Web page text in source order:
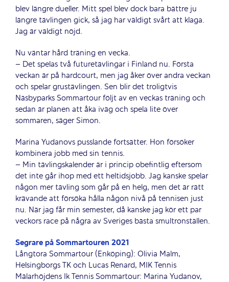
blev längre dueller. Mitt spel blev dock bara bättre ju
längre tävlingen gick, så jag har väldigt svårt att klaga.
Jag är väldigt nöjd.
Nu väntar hård träning en vecka.
– Det spelas två futuretävlingar i Finland nu. Första
veckan är på hardcourt, men jag åker över andra veckan
och spelar grustävlingen. Sen blir det troligtvis
Näsbyparks Sommartour följt av en veckas träning och
sedan är planen att åka iväg och spela lite över
sommaren, säger Simon.
Marina Yudanovs pusslande fortsätter. Hon försöker
kombinera jobb med sin tennis.
– Min tävlingskalender är i princip obefintlig eftersom
det inte går ihop med ett heltidsjobb. Jag kanske spelar
någon mer tävling som går på en helg, men det är rätt
krävande att försöka hålla någon nivå på tennisen just
nu. När jag får min semester, då kanske jag kör ett par
veckors race på några av Sveriges bästa smultronställen.
Segrare på Sommartouren 2021
Långtora Sommartour (Enköping): Olivia Malm,
Helsingborgs TK och Lucas Renard, MIK Tennis
Mälarhöjdens Ik Tennis Sommartour: Marina Yudanov,